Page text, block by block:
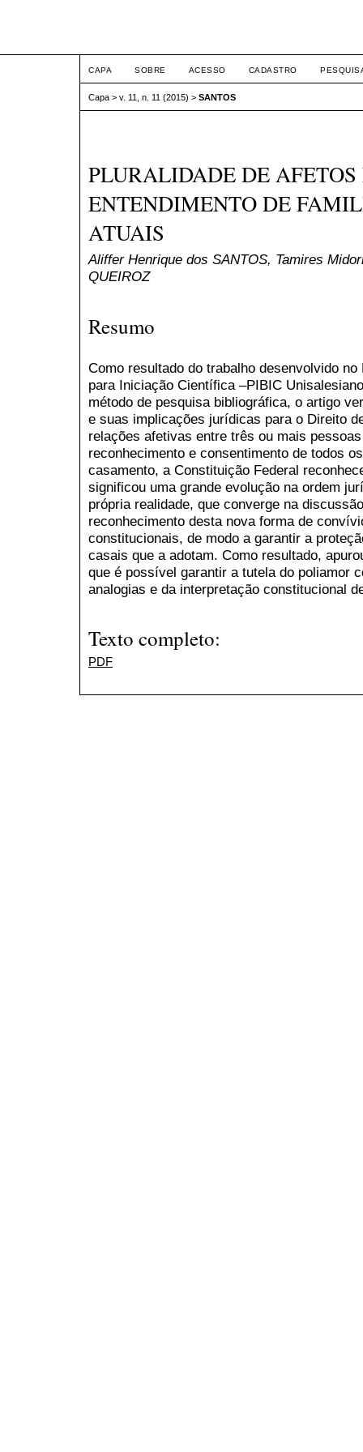
CAPA SOBRE ACESSO CADASTRO
Capa > v. 11, n. 11 (2015) > SANTOS
PLURALIDADE DE AFETOS
ENTENDIMENTO DE
ATUAIS
Aliffer Henrique dos SANTOS, Tamires
QUEIROZ
Resumo
Como resultado do trabalho desenvolvido
para Iniciação Científica –PIBIC
método de pesquisa bibliográfica, o artigo
e suas implicações jurídicas para o Direito
relações afetivas entre três ou mais
reconhecimento e consentimento de todos
casamento, a Constituição Federal
significou uma grande evolução na ordem
própria realidade, que converge na
reconhecimento desta nova forma de
constitucionais, de modo a garantir a
casais que a adotam. Como resultado,
que é possível garantir a tutela do poliamor
analogias e da interpretação constitucional
Texto completo:
PDF